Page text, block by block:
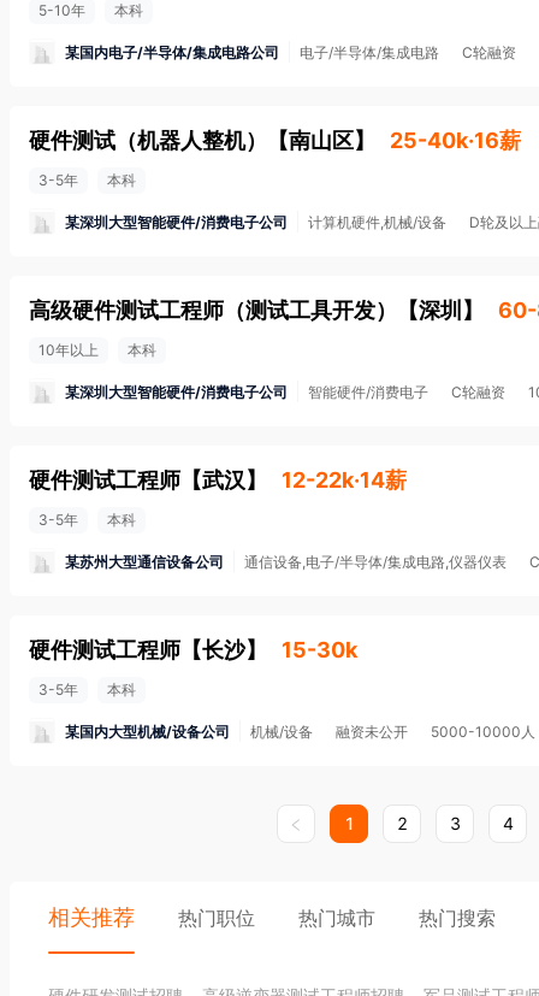
5-10年 本科
某国内电子/半导体/集成电路公司 电子/半导体/集成电路 C轮融资
硬件测试（机器人整机） 【南山区】 25-40k·16薪
3-5年 本科
某深圳大型智能硬件/消费电子公司 计算机硬件,机械/设备 D轮及以
高级硬件测试工程师（测试工具开发） 【深圳 】 60-
10年以上 本科
某深圳大型智能硬件/消费电子公司 智能硬件/消费电子 C轮融资
硬件测试工程师 【武汉 】 12-22k·14薪
3-5年 本科
某苏州大型通信设备公司 通信设备,电子/半导体/集成电路,仪器仪表
硬件测试工程师 【长沙】 15-30k
3-5年 本科
某国内大型机械/设备公司 机械/设备 融资未公开 5000-10000人
1 2 3 4
相关推荐 热门职位 热门城市 热门搜索